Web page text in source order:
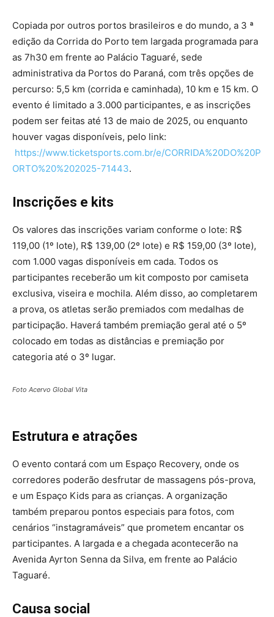
Copiada por outros portos brasileiros e do mundo, a 3 ª
edição da Corrida do Porto tem largada programada para
as 7h30 em frente ao Palácio Taguaré, sede
administrativa da Portos do Paraná, com três opções de
percurso: 5,5 km (corrida e caminhada), 10 km e 15 km. O
evento é limitado a 3.000 participantes, e as inscrições
podem ser feitas até 13 de maio de 2025, ou enquanto
houver vagas disponíveis, pelo link:
https://www.ticketsports.com.br/e/CORRIDA%20DO%20P
ORTO%20%202025-71443.
Inscrições e kits
Os valores das inscrições variam conforme o lote: R$
119,00 (1º lote), R$ 139,00 (2º lote) e R$ 159,00 (3º lote),
com 1.000 vagas disponíveis em cada. Todos os
participantes receberão um kit composto por camiseta
exclusiva, viseira e mochila. Além disso, ao completarem
a prova, os atletas serão premiados com medalhas de
participação. Haverá também premiação geral até o 5º
colocado em todas as distâncias e premiação por
categoria até o 3º lugar.
Foto Acervo Global Vita
Estrutura e atrações
O evento contará com um Espaço Recovery, onde os
corredores poderão desfrutar de massagens pós-prova,
e um Espaço Kids para as crianças. A organização
também preparou pontos especiais para fotos, com
cenários “instagramáveis” que prometem encantar os
participantes. A largada e a chegada acontecerão na
Avenida Ayrton Senna da Silva, em frente ao Palácio
Taguaré.
Causa social